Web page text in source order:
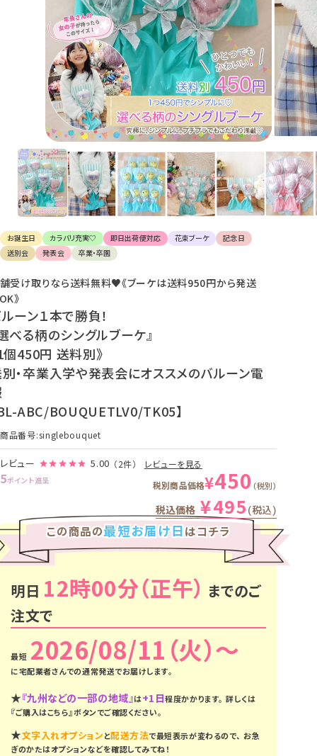
楽
で
く
だ
さ
い。
お誕生日 カラバリ充実♡ 即日出荷便対応 花束ブーケ
記念日
送別会
発表会 卒業・卒園
受け取りなら送料無料♥《ブーケは送料950円から発送
》
ーン１本で勝負！
べる柄のシングルブーケ』
個450円 送料別》
・卒業入学や発表会にオススメのバルーン電
ABC/BOUQUETLV0/TK05】
商品番号 singlebouquet
レビュー 5.00 （2件） レビューを見る
5ポイント進呈 税別商品価格¥450 税別
税込価格 ¥495 税込
この商品の最短お届け日はコチラ
明日 12時00分
までのご
注文で
2026/08/11（火）
に宅配業者さんでの通常発送でお届けします。
★『九州などの一部の地域』は+1日程度かかります。 詳しくは
『ご購入はこちら』ボタンでご確認ください。
★文字入れオプションと配送方法で最短表示が変わるので、 お急
ぎのかたはオプションなどを確認してみてね！